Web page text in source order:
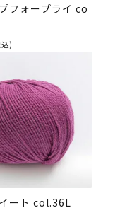
フォープライ co
)
ート col.36L